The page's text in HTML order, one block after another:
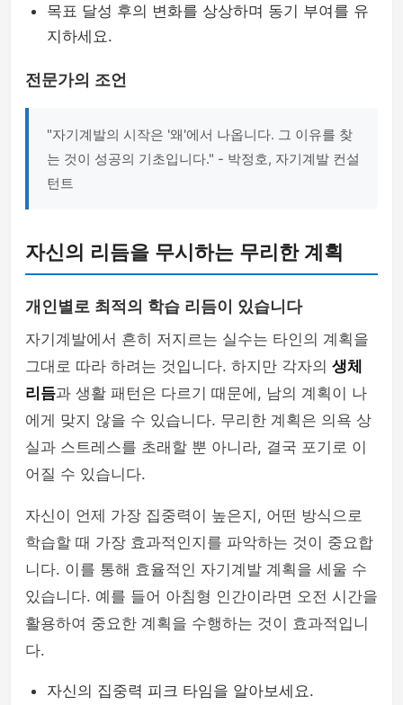
목표 달성 후의 변화를 상상하며 동기 부여를 유
지하세요.
전문가의 조언
"자기계발의 시작은 '왜'에서 나옵니다. 그 이유를 찾
는 것이 성공의 기초입니다." - 박정호, 자기계발 컨설
턴트
자신의 리듬을 무시하는 무리한 계획
개인별로 최적의 학습 리듬이 있습니다
자기계발에서 흔히 저지르는 실수는 타인의 계획을
그대로 따라 하려는 것입니다. 하지만 각자의 생체
리듬과 생활 패턴은 다르기 때문에, 남의 계획이 나
에게 맞지 않을 수 있습니다. 무리한 계획은 의욕 상
실과 스트레스를 초래할 뿐 아니라, 결국 포기로 이
어질 수 있습니다.
자신이 언제 가장 집중력이 높은지, 어떤 방식으로
학습할 때 가장 효과적인지를 파악하는 것이 중요합
니다. 이를 통해 효율적인 자기계발 계획을 세울 수
있습니다. 예를 들어 아침형 인간이라면 오전 시간을
활용하여 중요한 계획을 수행하는 것이 효과적입니
다.
자신의 집중력 피크 타임을 알아보세요.